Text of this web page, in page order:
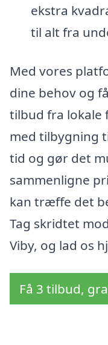
ekstra
til alt fra
Med vores
dine behov og
tilbud fra lokale
med tilbygning
tid og gør det
sammenligne
kan træffe det
Tag skridtet
Viby, og lad os
Få 3 tilbud,